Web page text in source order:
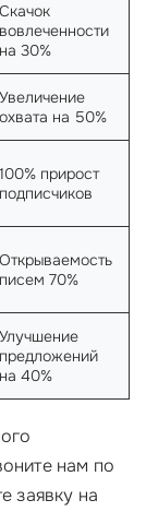
Скачок
вовлеченности
на 30%
Увеличение
охвата на 50%
100% прирост
подписчиков
Открываемость
писем 70%
Улучшение
предложений
на 40%
нам по
заявку на